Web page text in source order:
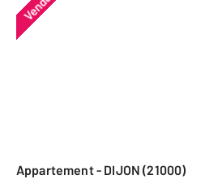
Appartement - DIJON (21000)